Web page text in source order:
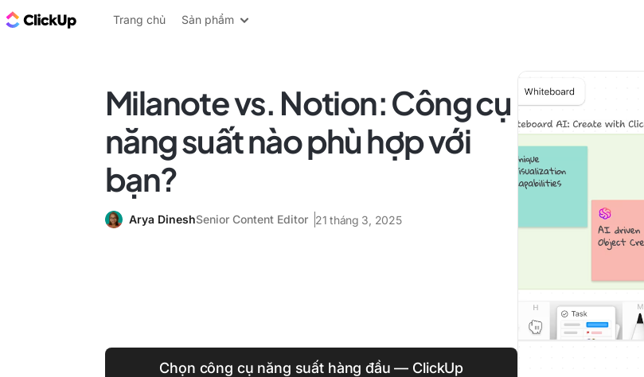
ClickUp Blog
Trang chủ Sản phẩm
Milanote vs. Notion: Công cụ
năng suất nào phù hợp với
bạn?
Arya DineshSenior Content Editor 21 tháng 3, 2025
Chọn công cụ năng suất hàng đầu — ClickUp